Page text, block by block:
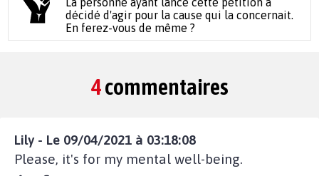
décidé d'agir pour la cause qui la concernait.
En ferez-vous de même ?
4commentaires
Lily - Le 09/04/2021 à 03:18:08
Please, it's for my mental well-being.